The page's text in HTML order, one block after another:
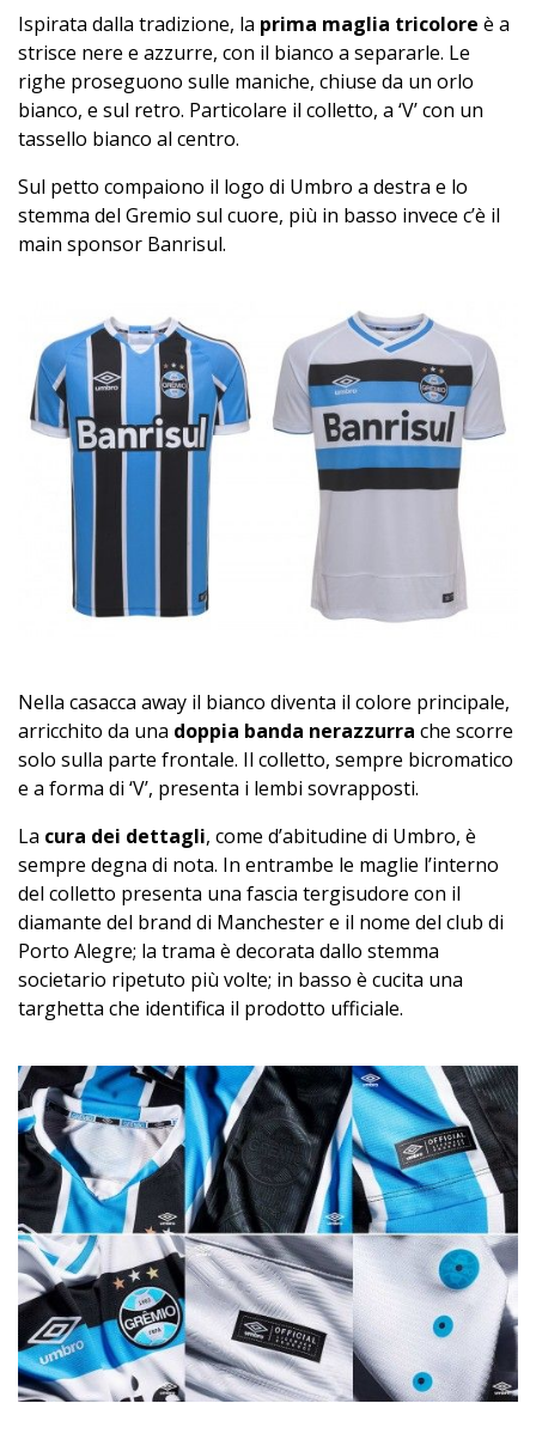
Ispirata dalla tradizione, la prima maglia tricolore è a
strisce nere e azzurre, con il bianco a separarle. Le
righe proseguono sulle maniche, chiuse da un orlo
bianco, e sul retro. Particolare il colletto, a ‘V’ con un
tassello bianco al centro.
Sul petto compaiono il logo di Umbro a destra e lo
stemma del Gremio sul cuore, più in basso invece c’è il
main sponsor Banrisul.
Nella casacca away il bianco diventa il colore principale,
arricchito da una doppia banda nerazzurra che scorre
solo sulla parte frontale. Il colletto, sempre bicromatico
e a forma di ‘V’, presenta i lembi sovrapposti.
La cura dei dettagli, come d’abitudine di Umbro, è
sempre degna di nota. In entrambe le maglie l’interno
del colletto presenta una fascia tergisudore con il
diamante del brand di Manchester e il nome del club di
Porto Alegre; la trama è decorata dallo stemma
societario ripetuto più volte; in basso è cucita una
targhetta che identifica il prodotto ufficiale.